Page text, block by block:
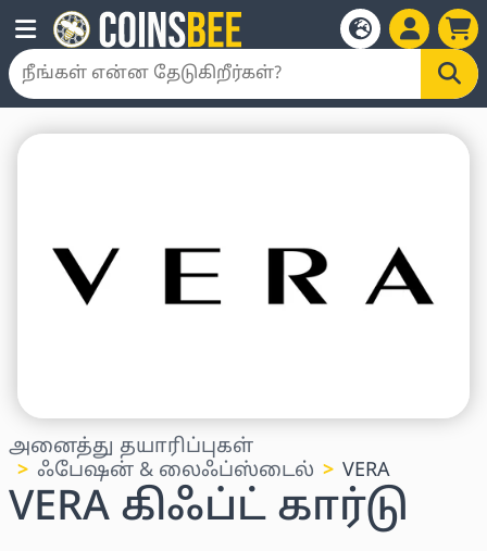
அனைத்து தயாரிப்புகள்
ஃபேஷன் & லைஃப்ஸ்டைல்
VERA
VERA கிஃப்ட் கார்டு